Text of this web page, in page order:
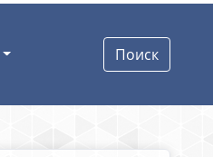
Поиск